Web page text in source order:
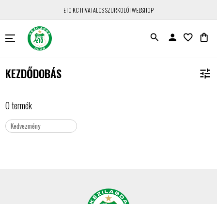
ETO KC HIVATALOS SZURKOLÓI WEBSHOP
search person favorite_border shopping_bag
KEZDŐDOBÁS tune
0 termék